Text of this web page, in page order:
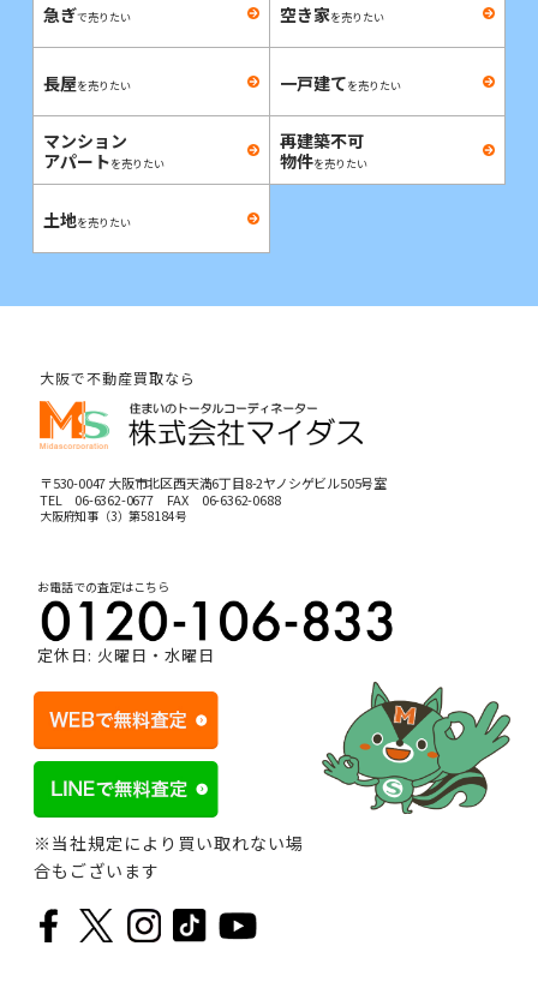
急ぎで売りたい 空き家を売りたい
長屋を売りたい 一戸建てを売りたい
マンション
アパートを売りたい
再建築不可
物件を売りたい
土地を売りたい
大阪で不動産買取なら
〒530-0047 大阪市北区西天満6丁目8-2ヤノシゲビル505号室
TEL 06-6362-0677FAX 06-6362-0688
大阪府知事（3）第58184号
お電話での査定はこちら
定休日: 火曜日・水曜日
※当社規定により買い取れない場
合もございます